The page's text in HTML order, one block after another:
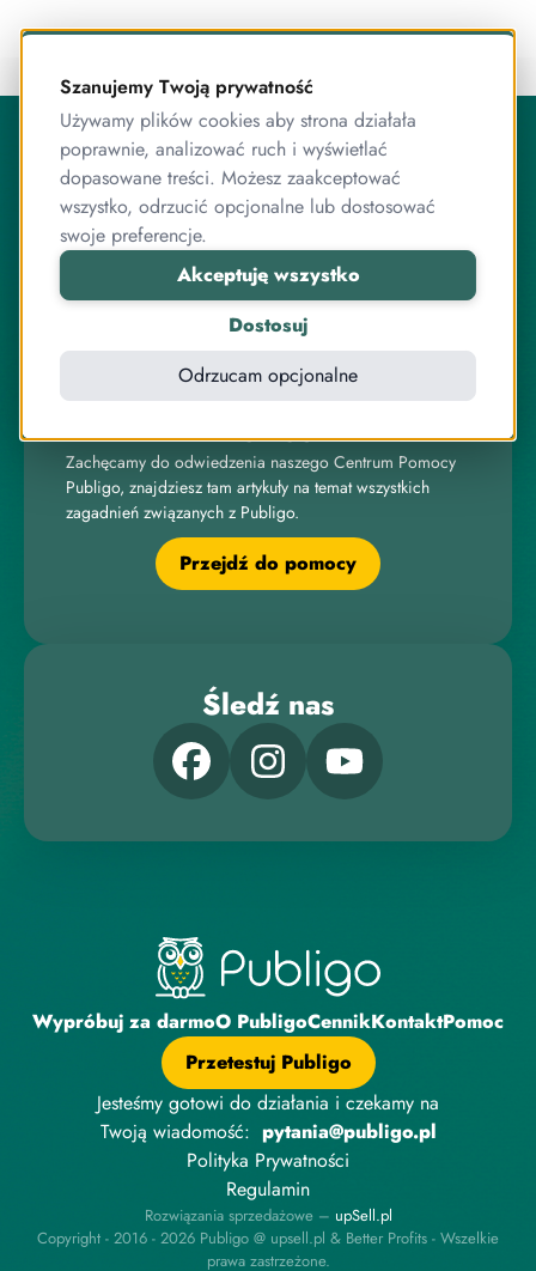
O Publigo
Publigo to rozwiązanie opracowane przez stabilny
zespół przyjaciół, którzy jednocześnie są ekspertami od
programowania.
Pracujemy razem od lat, zarówno przy systemie
sprzedaży kursów, jak i wielu innych projektach
związanych z internetem, IT, elektroniką czy sprzedażą
Pomoc
Zachęcamy do odwiedzenia naszego Centrum Pomocy
Publigo, znajdziesz tam artykuły na temat wszystkich
zagadnień związanych z Publigo.
Przejdź do pomocy
Śledź nas
Wypróbuj za darmoO PubligoCennikKontaktPomoc
Przetestuj Publigo
Jesteśmy gotowi do działania i czekamy na
Twoją wiadomość: pytania@publigo.pl
Polityka Prywatności
Regulamin
Rozwiązania sprzedażowe – upSell.pl
Copyright - 2016 - 2026 Publigo @ upsell.pl & Better Profits - Wszelkie
prawa zastrzeżone.
Szanujemy Twoją prywatność
Używamy plików cookies aby strona działała
poprawnie, analizować ruch i wyświetlać
dopasowane treści. Możesz zaakceptować
wszystko, odrzucić opcjonalne lub dostosować
swoje preferencje.
Akceptuję wszystko
Dostosuj
Odrzucam opcjonalne